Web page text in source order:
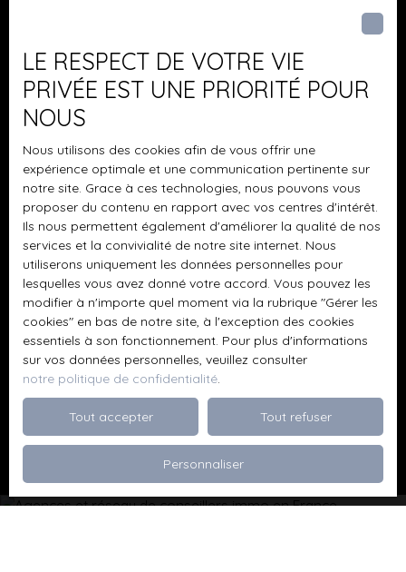
J'accepte le traitement de mes données
personnelles conformément au RGPD. Si vous ne
souhaitez pas faire l'objet de prospection
commerciale par voie téléphonique, vous pouvez
au démarchage téléphonique, prévu par l'article
L223-1 du code de la consommation, sur le site
Internet www.bloctel.gouv.fr ou par courrier
adressé à :
Société Worldline, Service Bloctel, CS 61311, 41013
BLOIS CEDEX.
Pour en savoir plus sur le traitement de vos
données personnelles, veuillez consulter notre
politique de confidentialité.
Recevoir des annonces
LE RESPECT DE VOTRE VIE
PRIVÉE EST UNE PRIORITÉ POUR
NOUS
Nous utilisons des cookies afin de vous offrir une
expérience optimale et une communication pertinente sur
notre site. Grace à ces technologies, nous pouvons vous
proposer du contenu en rapport avec vos centres d'intérêt.
Ils nous permettent également d'améliorer la qualité de nos
services et la convivialité de notre site internet. Nous
utiliserons uniquement les données personnelles pour
lesquelles vous avez donné votre accord. Vous pouvez les
modifier à n'importe quel moment via la rubrique ″Gérer les
cookies″ en bas de notre site, à l'exception des cookies
essentiels à son fonctionnement. Pour plus d'informations
sur vos données personnelles, veuillez consulter
notre politique de confidentialité.
Tout accepter Tout refuser
Personnaliser